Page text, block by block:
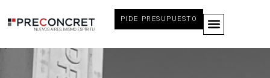
PIDE PRESUPUESTO